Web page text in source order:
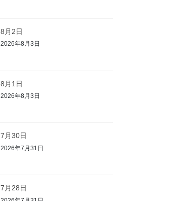
8月2日
2026年8月3日
8月1日
2026年8月3日
7月30日
2026年7月31日
7月28日